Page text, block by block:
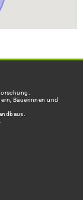
Bäuerinnen und